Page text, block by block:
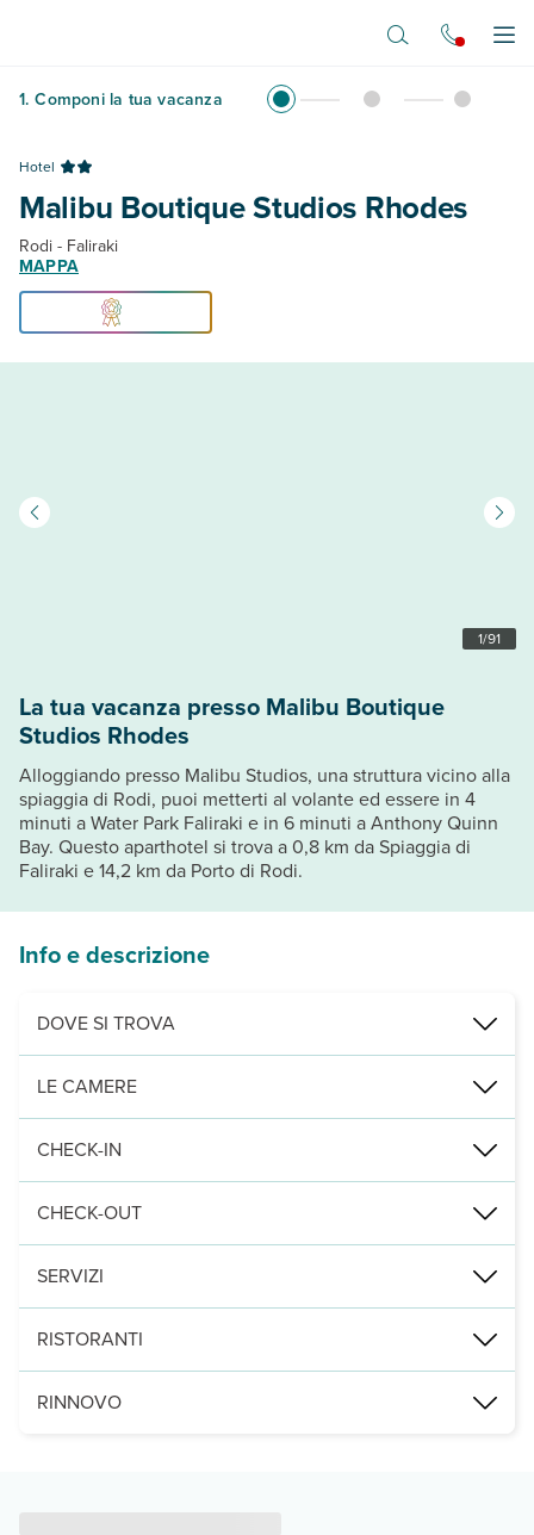
1. Componi la tua vacanza
Hotel
Malibu Boutique Studios Rhodes
Rodi - Faliraki
MAPPA
1/91
La tua vacanza presso Malibu Boutique
Studios Rhodes
Alloggiando presso Malibu Studios, una struttura vicino alla
spiaggia di Rodi, puoi metterti al volante ed essere in 4
minuti a Water Park Faliraki e in 6 minuti a Anthony Quinn
Bay. Questo aparthotel si trova a 0,8 km da Spiaggia di
Faliraki e 14,2 km da Porto di Rodi.
Info e descrizione
DOVE SI TROVA
Nei pressi di: Spiaggia di Faliraki
Punti di interesse:
Le distanze sono visualizzate con un'approssimazione di 0,1
LE CAMERE
Scegli una delle 40 camere della struttura, tutte provviste di
CHECK-IN
Dalle ore 15:00
Leggi Tutto
CHECK-OUT
Entro le: 11:00
SERVIZI
Grazie a una piscina all'aperto, una vasca idromassaggio, una
Potrai usufruire di check-in veloce, personale poliglotta e
RISTORANTI
Un aparthotel dispone di un ristorante che offre prelibati piatti,
RINNOVO